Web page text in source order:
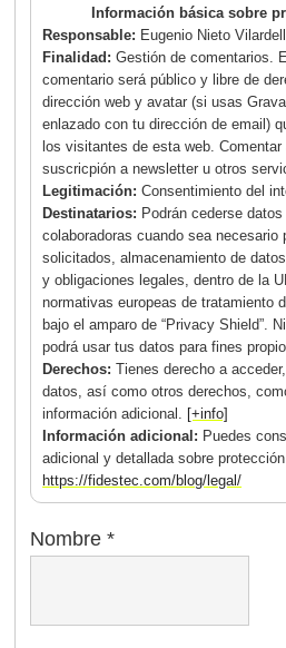
Información básica sobre
Responsable: Eugenio Nieto
Finalidad:Gestión de comentarios.
comentario será público y libre de
dirección web y avatar (si usas
enlazado con tu dirección de email)
los visitantes de esta web.
suscricpión a newsletter u otros
Legitimación:Consentimiento del
Destinatarios: Podrán cederse
colaboradoras cuando sea necesario
solicitados, almacenamiento de
y obligaciones legales, dentro de la
normativas europeas de tratamiento
bajo el amparo de “Privacy Shield”.
podrá usar tus datos para fines
Derechos:Tienes derecho a
datos, así como otros derechos,
información adicional. [+info]
Información adicional: Puedes
adicional y detallada sobre
https://fidestec.com/blog/legal/
Nombre*